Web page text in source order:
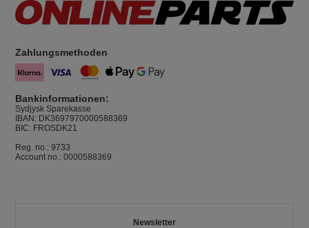
Zahlungsmethoden
Bankinformationen:
Sydjysk Sparekasse
IBAN: DK3697970000588369
BIC: FROSDK21
Reg. no.: 9733
Account no.: 0000588369
Newsletter